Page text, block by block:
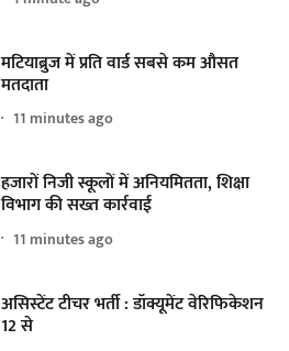
मटियाब्रुज में प्रति वार्ड सबसे कम औसत
मतदाता
11 minutes ago
हजारों निजी स्कूलों में अनियमितता, शिक्षा
विभाग की सख्त कार्रवाई
11 minutes ago
असिस्टेंट टीचर भर्ती : डॉक्यूमेंट वेरिफिकेशन
12 से